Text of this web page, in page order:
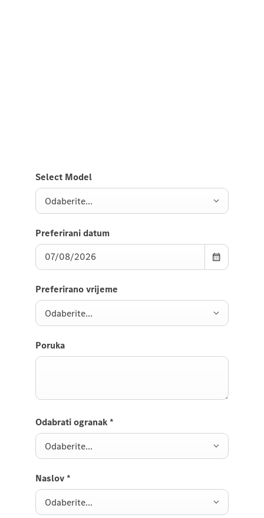
Select Model
Odaberite...
Preferirani datum
Preferirano vrijeme
Odaberite...
Poruka
Odabrati ogranak *
Odaberite...
Naslov *
Odaberite...